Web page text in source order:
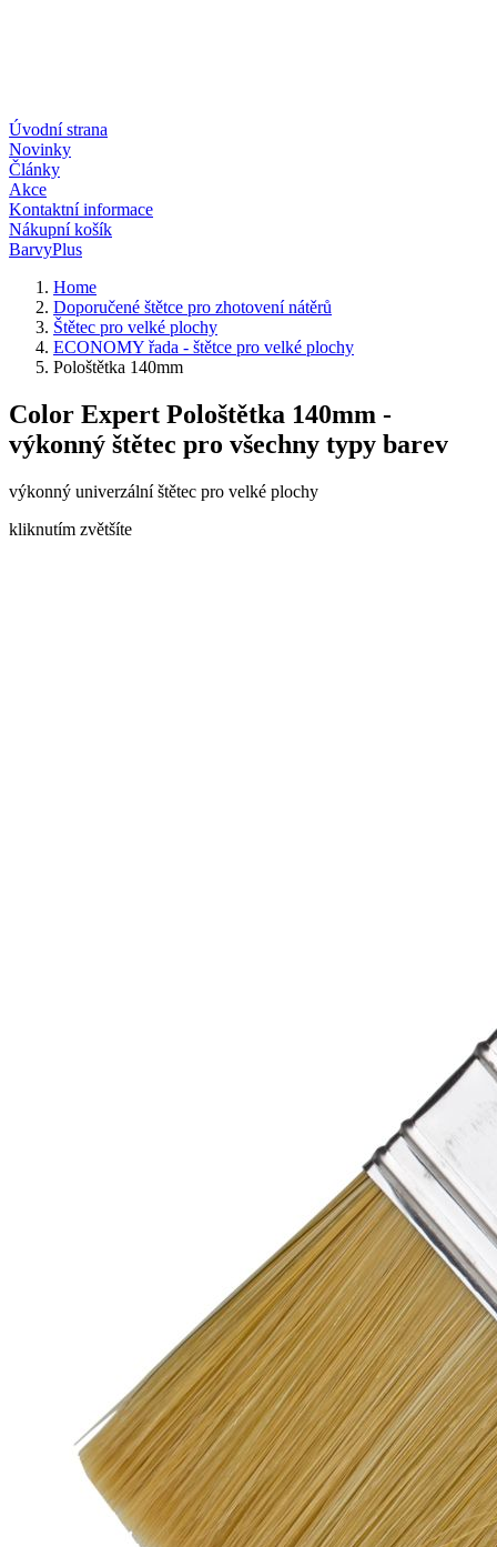
Úvodní strana
Novinky
Články
Akce
Kontaktní informace
Nákupní košík
BarvyPlus
Home
Doporučené štětce pro zhotovení nátěrů
Štětec pro velké plochy
ECONOMY řada - štětce pro velké plochy
Pološtětka 140mm
Color Expert Pološtětka 140mm -
výkonný štětec pro všechny typy barev
výkonný univerzální štětec pro velké plochy
kliknutím zvětšíte